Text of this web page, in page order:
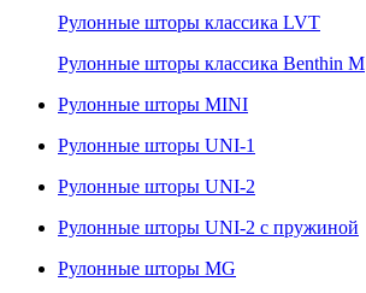
Рулонные шторы классика LVT
Рулонные шторы классика Benthin M
Рулонные шторы MINI
Рулонные шторы UNI-1
Рулонные шторы UNI-2
Рулонные шторы UNI-2 с пружиной
Рулонные шторы MG